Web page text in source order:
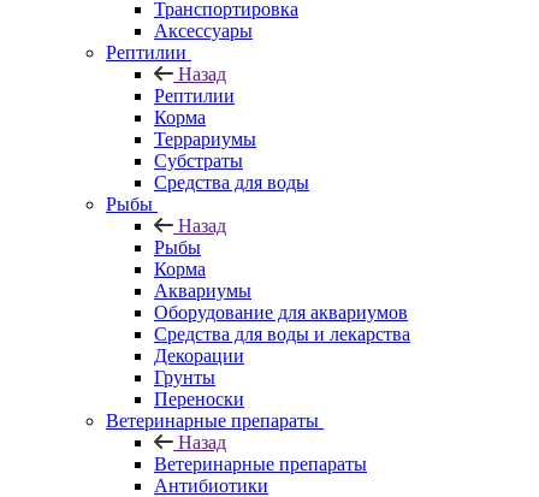
Транспортировка
Аксессуары
Рептилии
Назад
Рептилии
Корма
Террариумы
Субстраты
Средства для воды
Рыбы
Назад
Рыбы
Корма
Аквариумы
Оборудование для аквариумов
Средства для воды и лекарства
Декорации
Грунты
Переноски
Ветеринарные препараты
Назад
Ветеринарные препараты
Антибиотики